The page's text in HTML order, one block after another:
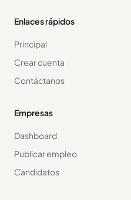
Enlaces rápidos
Principal
Crear cuenta
Contáctanos
Empresas
Dashboard
Publicar empleo
Candidatos